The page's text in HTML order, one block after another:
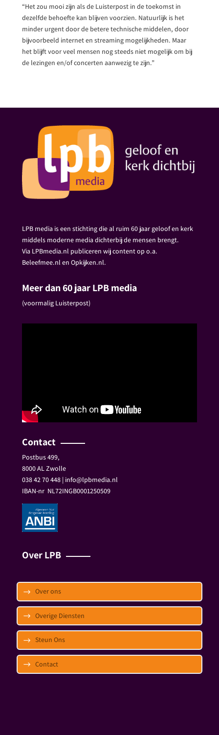
“Het zou mooi zijn als de Luisterpost in de toekomst in
dezelfde behoefte kan blijven voorzien. Natuurlijk is het
minder urgent door de betere technische middelen, door
bijvoorbeeld internet en streaming mogelijkheden. Maar
het blijft voor veel mensen nog steeds niet mogelijk om bij
de lezingen en/of concerten aanwezig te zijn.”
LPB media is een stichting die al ruim 60 jaar geloof en kerk
middels moderne media dichterbij de mensen brengt.
Via LPBmedia.nl publiceren wij content op o.a.
Beleefmee.nl en Opkijken.nl.
Meer dan 60 jaar LPB media
(voormalig Luisterpost)
Contact
Postbus 499,
8000 AL Zwolle
038 42 70 448 | info@lpbmedia.nl
IBAN-nr NL72INGB0001250509
Over LPB
Over ons
Overige Diensten
Steun Ons
Contact